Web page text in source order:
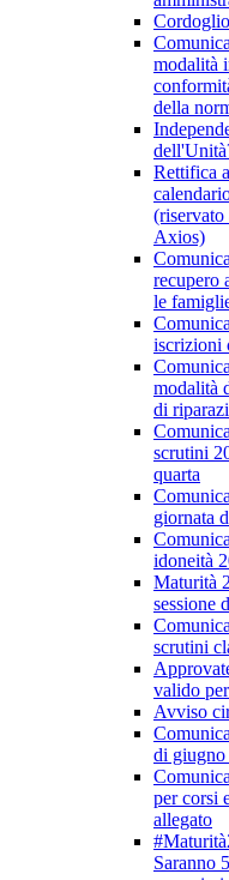
modalità
della
Rettifica
Axios)
recupero
le
iscrizioni
modalità
di
scrutini
quarta
giornata
idoneità
Maturità
sessione
scrutini
valido
Avviso
di giugno
per corsi
allegato
Saranno